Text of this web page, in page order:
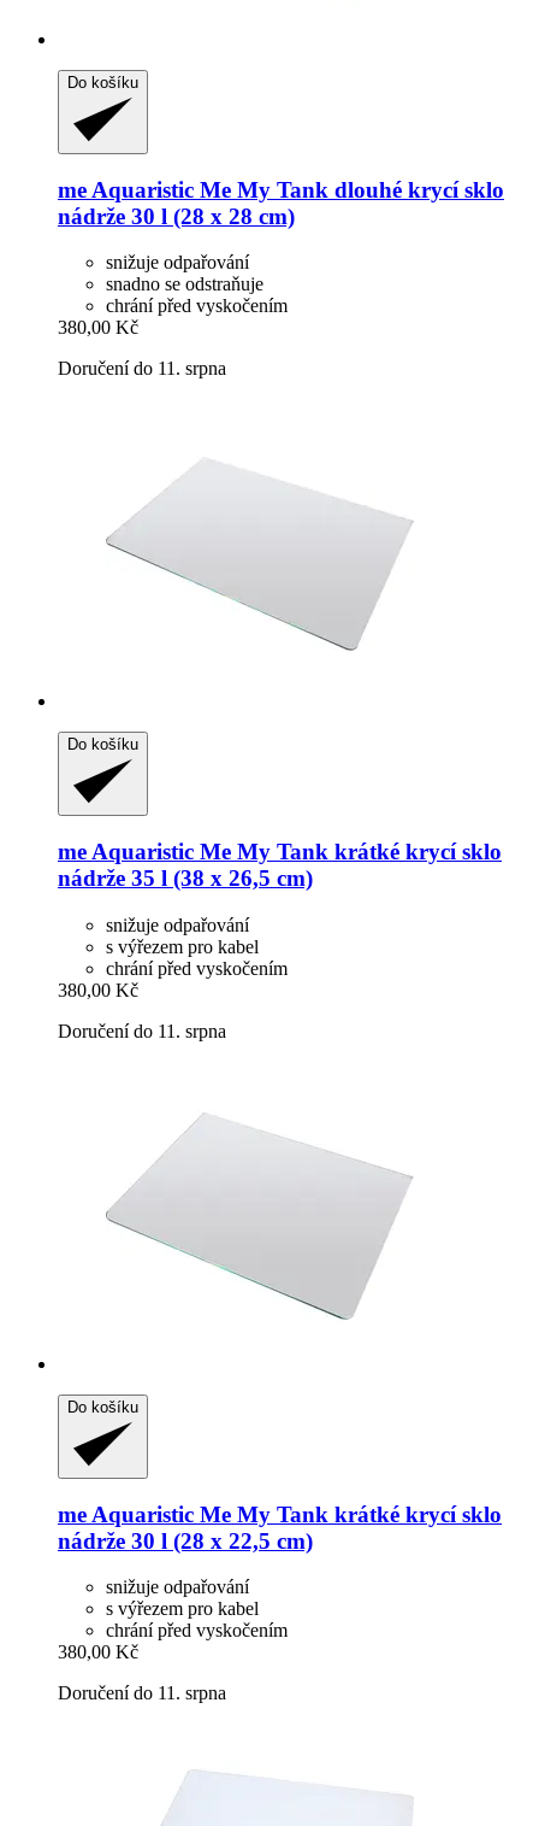
Do košíku
me Aquaristic Me My Tank dlouhé krycí sklo
nádrže 30 l (28 x 28 cm)
snižuje odpařování
snadno se odstraňuje
chrání před vyskočením
380,00 Kč
Doručení do 11. srpna
Do košíku
me Aquaristic Me My Tank krátké krycí sklo
nádrže 35 l (38 x 26,5 cm)
snižuje odpařování
s výřezem pro kabel
chrání před vyskočením
380,00 Kč
Doručení do 11. srpna
Do košíku
me Aquaristic Me My Tank krátké krycí sklo
nádrže 30 l (28 x 22,5 cm)
snižuje odpařování
s výřezem pro kabel
chrání před vyskočením
380,00 Kč
Doručení do 11. srpna